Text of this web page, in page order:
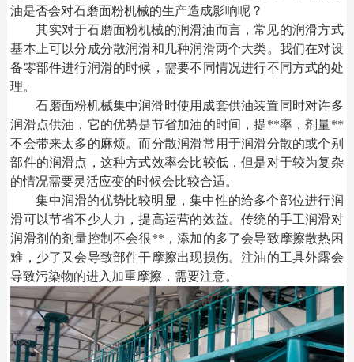
油是否会对石磨面粉机械的生产造成影响呢？
其实对于石磨面粉机械的润滑油而言，常见的润滑方式
基本上可以分成分散润滑和几种润滑两个大类。我们在对设
备零部件进行润滑的时候，需要不同情况进行不同方式的处
理。
石磨面粉机械集中润滑时使用成套供油装置同时对许多
润滑点供油，它的优势是节省加油的时间，提**率，剂量**
不会带来太多的麻烦。而分散润滑常用于润滑分散的或个别
部件的润滑点，这种方式效率会比较低，但是对于较为复杂
的情况需要灵活应变的时候会比较合适。
集中润滑的优势比较明显，集中性的给多个部位进行润
滑可以节省不少人力，提高运营的效益。传统的手工润滑对
润滑剂的剂量控制不会很**，添加的多了会导致摩擦散热困
难，少了又会导致部件干摩擦出现损伤。注油的工具外露会
导致污染物的进入加重摩擦，需要注意。